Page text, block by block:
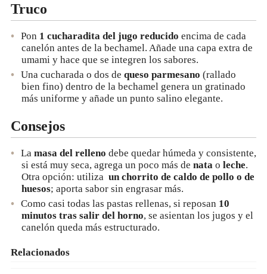
Truco
Pon 1 cucharadita del jugo reducido encima de cada
canelón antes de la bechamel. Añade una capa extra de
umami y hace que se integren los sabores.
Una cucharada o dos de queso parmesano (rallado
bien fino) dentro de la bechamel genera un gratinado
más uniforme y añade un punto salino elegante.
Consejos
La masa del relleno debe quedar húmeda y consistente,
si está muy seca, agrega un poco más de nata o leche.
Otra opción: utiliza un chorrito de caldo de pollo o de
huesos; aporta sabor sin engrasar más.
Como casi todas las pastas rellenas, si reposan 10
minutos tras salir del horno, se asientan los jugos y el
canelón queda más estructurado.
Relacionados